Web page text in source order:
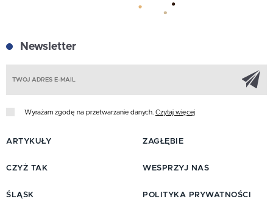
Newsletter
Wyrażam zgodę na przetwarzanie danych. Czytaj więcej
ARTYKUŁY
CZYŻ TAK
ŚLĄSK
ZAGŁĘBIE
WESPRZYJ NAS
POLITYKA PRYWATNOŚCI